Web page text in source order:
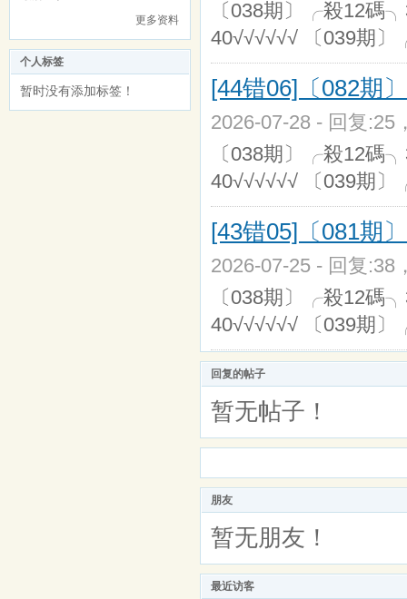
更多资料
个人标签
暂时没有添加标签！
〔038期〕╭殺12碼
40√√√√√√ 〔039期
[44错06]〔082期
2026-07-28 - 回复:25
〔038期〕╭殺12碼
40√√√√√√ 〔039期
[43错05]〔081期
2026-07-25 - 回复:38
〔038期〕╭殺12碼
40√√√√√√ 〔039期
回复的帖子
暂无帖子！
朋友
暂无朋友！
最近访客